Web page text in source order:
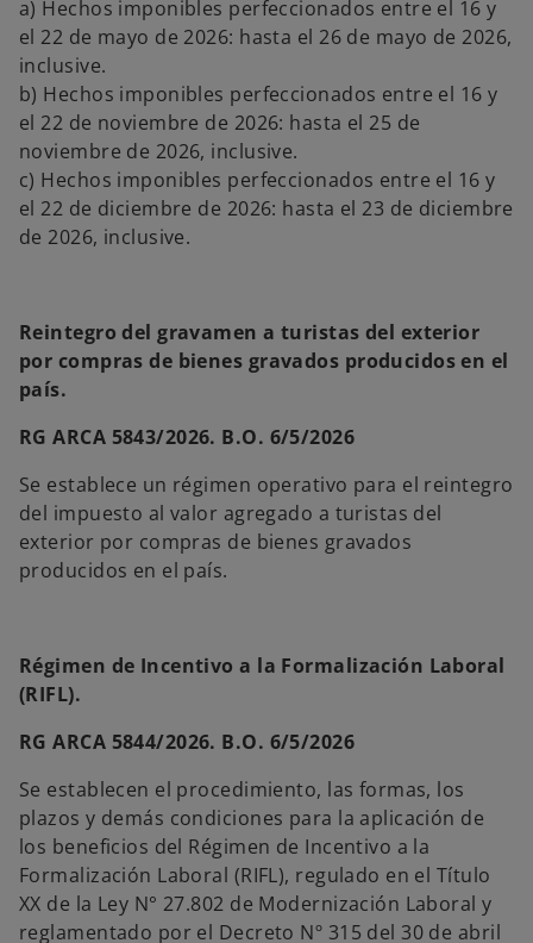
a) Hechos imponibles perfeccionados entre el 16 y
el 22 de mayo de 2026: hasta el 26 de mayo de 2026,
inclusive.
b) Hechos imponibles perfeccionados entre el 16 y
el 22 de noviembre de 2026: hasta el 25 de
noviembre de 2026, inclusive.
c) Hechos imponibles perfeccionados entre el 16 y
el 22 de diciembre de 2026: hasta el 23 de diciembre
de 2026, inclusive.
Reintegro del gravamen a turistas del exterior
por compras de bienes gravados producidos en el
país.
RG ARCA 5843/2026. B.O. 6/5/2026
Se establece un régimen operativo para el reintegro
del impuesto al valor agregado a turistas del
exterior por compras de bienes gravados
producidos en el país.
Régimen de Incentivo a la Formalización Laboral
(RIFL).
RG ARCA 5844/2026. B.O. 6/5/2026
Se establecen el procedimiento, las formas, los
plazos y demás condiciones para la aplicación de
los beneficios del Régimen de Incentivo a la
Formalización Laboral (RIFL), regulado en el Título
XX de la Ley N° 27.802 de Modernización Laboral y
reglamentado por el Decreto Nº 315 del 30 de abril